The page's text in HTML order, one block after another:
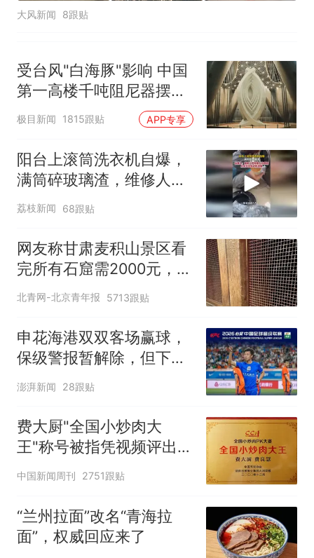
大风新闻 8跟贴
受台风"白海豚"影响 中国
第一高楼千吨阻尼器摆动
明显
极目新闻 1815跟贴 APP专享
阳台上滚筒洗衣机自爆，
满筒碎玻璃渣，维修人员
称是人为原因，从未见过
洗衣机自爆
荔枝新闻 68跟贴
网友称甘肃麦积山景区看
完所有石窟需2000元，景
区：部分石窟受特别保
护，游客可按需买
北青网-北京青年报 5713跟贴
申花海港双双客场赢球，
保级警报暂解除，但下一
轮才是生死战
澎湃新闻 28跟贴
费大厨"全国小炒肉大
王"称号被指凭视频评出
官方回应
中国新闻周刊 2751跟贴
“兰州拉面”改名“青海拉
面”，权威回应来了